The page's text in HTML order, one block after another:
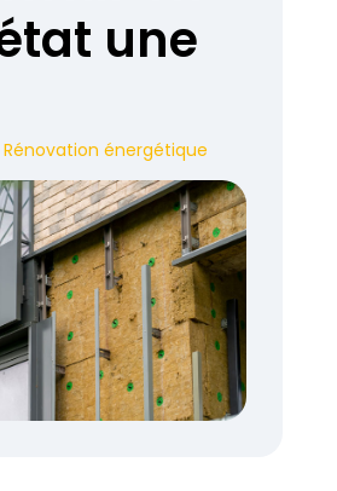
une
Rénovation énergétique